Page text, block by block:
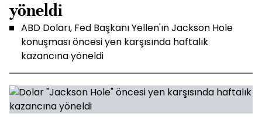
yöneldi
ABD Doları, Fed Başkanı Yellen'ın Jackson Hole
konuşması öncesi yen karşısında haftalık
kazancına yöneldi